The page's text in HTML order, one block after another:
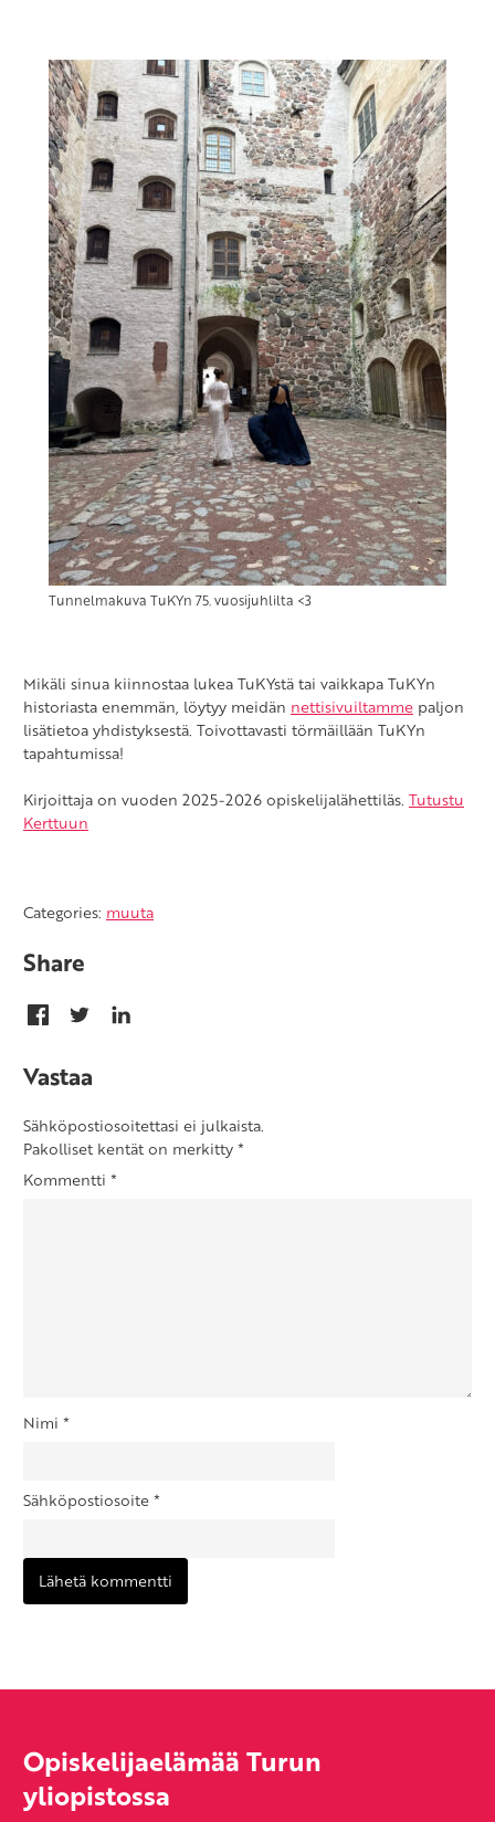
Tunnelmakuva TuKYn 75. vuosijuhlilta <3
Mikäli sinua kiinnostaa lukea TuKYstä tai vaikkapa TuKYn
historiasta enemmän, löytyy meidän nettisivuiltamme paljon
lisätietoa yhdistyksestä. Toivottavasti törmäillään TuKYn
tapahtumissa!
Kirjoittaja on vuoden 2025-2026 opiskelijalähettiläs. Tutustu
Kerttuun
Categories: muuta
Share
Vastaa
Sähköpostiosoitettasi ei julkaista.
Pakolliset kentät on merkitty*
Kommentti *
Nimi *
Sähköpostiosoite*
Opiskelijaelämää Turun
yliopistossa